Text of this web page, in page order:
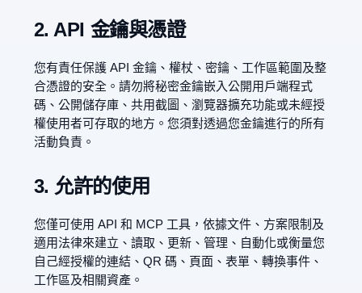
2. API 金鑰與憑證
您有責任保護 API 金鑰、權杖、密鑰、工作區範圍及整
合憑證的安全。請勿將秘密金鑰嵌入公開用戶端程式
碼、公開儲存庫、共用截圖、瀏覽器擴充功能或未經授
權使用者可存取的地方。您須對透過您金鑰進行的所有
活動負責。
3. 允許的使用
您僅可使用 API 和 MCP 工具，依據文件、方案限制及
適用法律來建立、讀取、更新、管理、自動化或衡量您
自己經授權的連結、QR 碼、頁面、表單、轉換事件、
工作區及相關資產。